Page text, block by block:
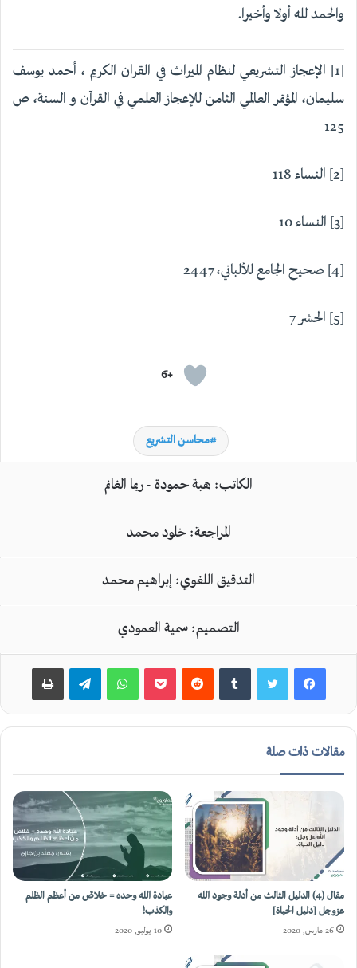
والحمد لله أولا وأخيرا.
[1] الإعجاز التشريعي لنظام الميراث في القران الكريم ، أحمد يوسف
سليمان، المؤتمر العالمي الثامن للإعجاز العلمي في القرآن و السنة، ص
125
[2] النساء 118
[3] النساء 10
[4] صحيح الجامع للألباني، 2447
[5] الحشر 7
+6
محاسن التشريع
الكاتب: هبة حمودة - ريما الغانم
المراجعة: خلود محمد
التدقيق اللغوي: إبراهيم محمد
التصميم: سمية العمودي
‏Tumblr
‏Reddit بوكيت واتساب تيلقرام طباعة
مقالات ذات صلة
مقال (4) الدليل الثالث من أدلة وجود الله
عزوجل [دليل الحياة]
26 مارس, 2020
عبادة الله وحده = خلاصٌ من أعظم الظلم
والكذب!
10 يوليو, 2020